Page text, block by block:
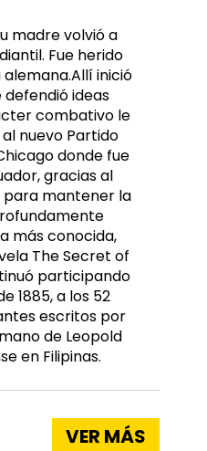
madre volvió a
Fue herido
inició
ideas
combativo le
nuevo Partido
donde fue
gracias al
para mantener la
más conocida,
The Secret of
participando
1885, a los 52
escritos por
de Leopold
en Filipinas.
VER MÁS